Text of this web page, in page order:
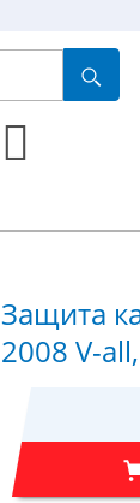
Защита
2008 V-